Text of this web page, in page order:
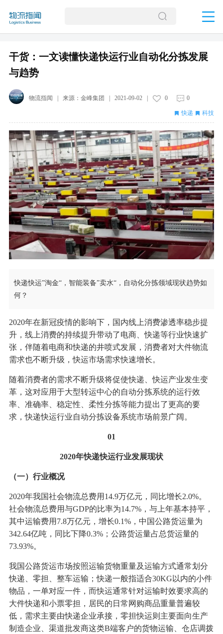
干货：一文读懂快递快运行业自动化分拣发展
与趋势
物流指闻 | 来源： 金峰集团 2021-09-02| 0 0
快递 科技
快递快运”淘金“，智能装备”卖水“，自动化分拣领域现状趋势如
何？
2020年在新冠疫情的影响下，国内线上消费渗透率稳步提
升，线上消费的持续提升带动了电商、快递等行业快速扩
张，伴随着电商和快递的井喷式发展，消费者对大件物流
需求也不断升级，快运市场需求快速增长。
随着消费者的需求不断升级将促使快递、快运产业发生变
革，这对应用于大型转运中心的自动分拣系统的运行效
率、准确率、稳定性、柔性分拣等能力提出了更高的要
求，快递快运行业自动分拣设备系统市场前景广阔。
01
2020年快递快运行业发展现状
（一）行业概况
2020年我国社会物流总费用14.9万亿元，同比增长2.0%。
社会物流总费用与GDP的比率为14.7%，与上年基本持平，
其中运输费用7.8万亿元，增长0.1%，中国公路货运量为
342.64亿吨，同比下降0.3%；公路货运量占总货运量的
73.93%。
我国公路货运市场按照运输货物重量及运输方式通常划分
快递、零担、整车运输；快递一般指适合30KG以内的小件
物品，一单对应一件，而快运通常针对运输时效要求高的
大件快递和小票零担，居民的日常网购商品重量普遍较
低，需求主要由快递企业承接，零担快运则主要面向生产
制造企业、渠道批发商这类B端客户的货物运输、仓店调拨